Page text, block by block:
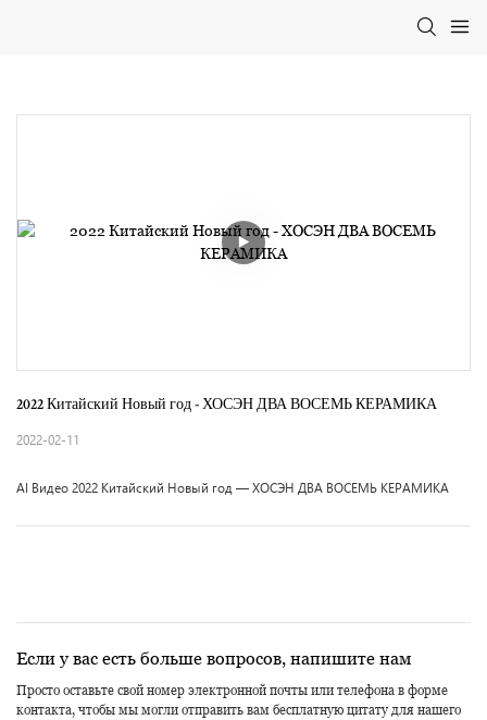
2022 Китайский Новый год - ХОСЭН ДВА ВОСЕМЬ КЕРАМИКА
2022-02-11
AI Видео 2022 Китайский Новый год — ХОСЭН ДВА ВОСЕМЬ КЕРАМИКА
Если у вас есть больше вопросов, напишите нам
Просто оставьте свой номер электронной почты или телефона в форме
контакта, чтобы мы могли отправить вам бесплатную цитату для нашего